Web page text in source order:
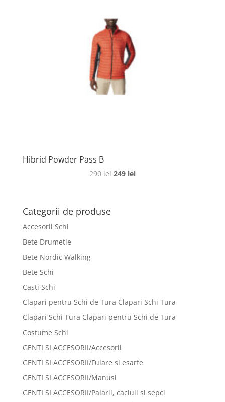
Hibrid Powder Pass B
290lei Prețul
249 leiPrețul
Categorii de produse
Accesorii Schi
Bete Drumetie
Bete Nordic Walking
Bete Schi
Casti Schi
Clapari pentru Schi de Tura Clapari Schi Tura
Clapari Schi Tura Clapari pentru Schi de Tura
Costume Schi
GENTI SI ACCESORII/Accesorii
GENTI SI ACCESORII/Fulare si esarfe
GENTI SI ACCESORII/Manusi
GENTI SI ACCESORII/Palarii, caciuli si sepci